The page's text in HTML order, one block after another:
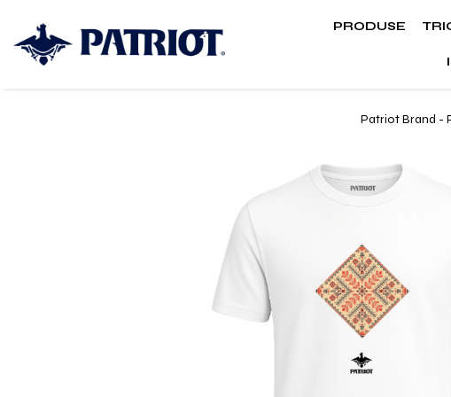
PRODUSE
Patriot Brand -